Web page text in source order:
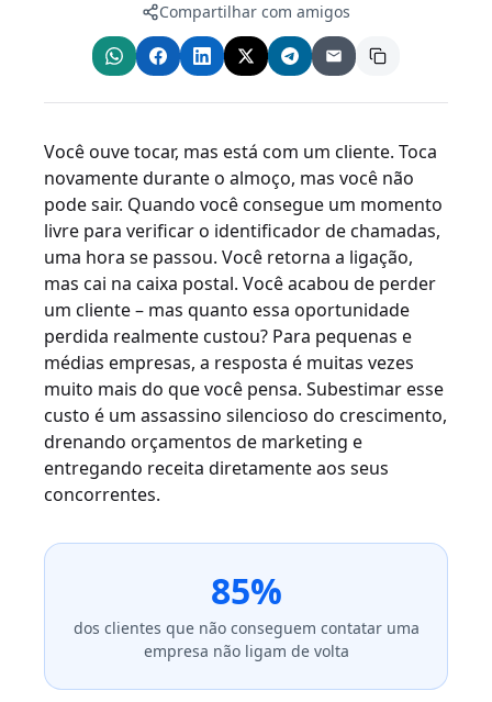
Compartilhar com amigos
Você ouve tocar, mas está com um cliente. Toca
novamente durante o almoço, mas você não
pode sair. Quando você consegue um momento
livre para verificar o identificador de chamadas,
uma hora se passou. Você retorna a ligação,
mas cai na caixa postal. Você acabou de perder
um cliente – mas quanto essa oportunidade
perdida realmente custou? Para pequenas e
médias empresas, a resposta é muitas vezes
muito mais do que você pensa. Subestimar esse
custo é um assassino silencioso do crescimento,
drenando orçamentos de marketing e
entregando receita diretamente aos seus
concorrentes.
85%
dos clientes que não conseguem contatar uma
empresa não ligam de volta